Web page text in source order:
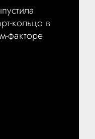
кольцо в
факторе